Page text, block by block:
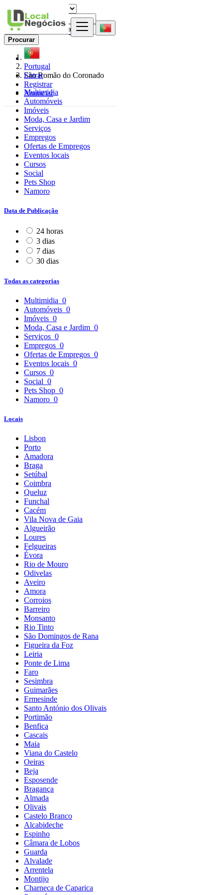
Entrar
Registrar
Anunciar
Procurar
Portugal
São Romão do Coronado
Multimidia
Automóveis
Imóveis
Moda, Casa e Jardim
Serviços
Empregos
Ofertas de Empregos
Eventos locais
Cursos
Social
Pets Shop
Namoro
Data de Publicação
24 horas
3 dias
7 dias
30 dias
Todas as categorias
Multimidia 0
Automóveis 0
Imóveis 0
Moda, Casa e Jardim 0
Serviços 0
Empregos 0
Ofertas de Empregos 0
Eventos locais 0
Cursos 0
Social 0
Pets Shop 0
Namoro 0
Locais
Lisbon
Porto
Amadora
Braga
Setúbal
Coimbra
Queluz
Funchal
Cacém
Vila Nova de Gaia
Algueirão
Loures
Felgueiras
Évora
Rio de Mouro
Odivelas
Aveiro
Amora
Corroios
Barreiro
Monsanto
Rio Tinto
São Domingos de Rana
Figueira da Foz
Leiria
Ponte de Lima
Faro
Sesimbra
Guimarães
Ermesinde
Santo António dos Olivais
Portimão
Benfica
Cascais
Maia
Viana do Castelo
Oeiras
Beja
Esposende
Bragança
Almada
Olivais
Castelo Branco
Alcabideche
Espinho
Câmara de Lobos
Guarda
Alvalade
Arrentela
Montijo
Charneca de Caparica